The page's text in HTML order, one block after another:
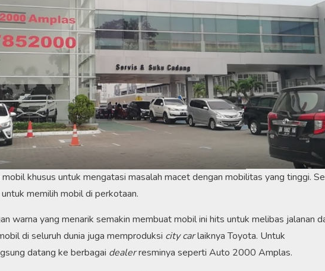
khusus untuk mengatasi masalah macet dengan mobilitas yang tinggi.
memilih mobil di perkotaan.
warna yang menarik semakin membuat mobil ini hits untuk melibas jalanan
di seluruh dunia juga memproduksi city carlaiknya Toyota. Untuk
datang ke berbagai dealerresminya seperti Auto 2000 Amplas.